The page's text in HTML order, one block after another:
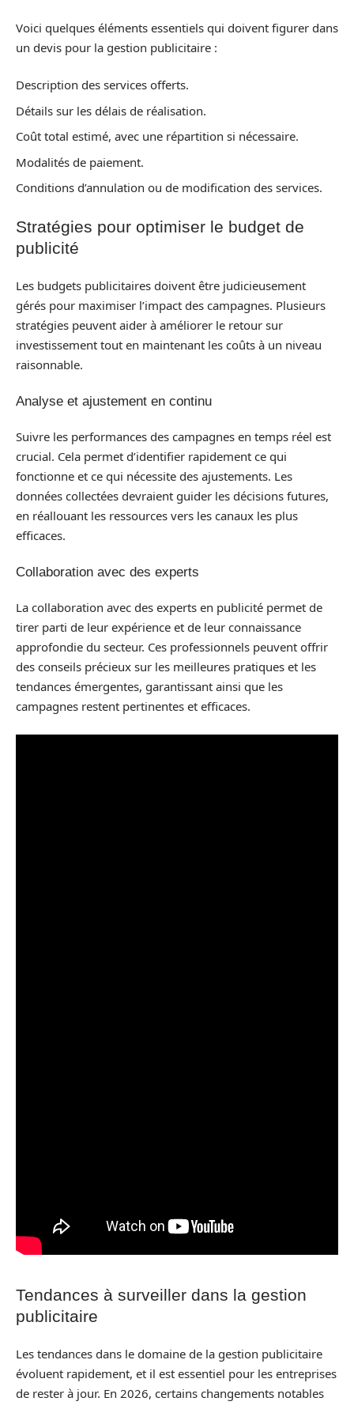
Voici quelques éléments essentiels qui doivent figurer dans
un devis pour la gestion publicitaire :
Description des services offerts.
Détails sur les délais de réalisation.
Coût total estimé, avec une répartition si nécessaire.
Modalités de paiement.
Conditions d’annulation ou de modification des services.
Stratégies pour optimiser le budget de
publicité
Les budgets publicitaires doivent être judicieusement
gérés pour maximiser l’impact des campagnes. Plusieurs
stratégies peuvent aider à améliorer le retour sur
investissement tout en maintenant les coûts à un niveau
raisonnable.
Analyse et ajustement en continu
Suivre les performances des campagnes en temps réel est
crucial. Cela permet d’identifier rapidement ce qui
fonctionne et ce qui nécessite des ajustements. Les
données collectées devraient guider les décisions futures,
en réallouant les ressources vers les canaux les plus
efficaces.
Collaboration avec des experts
La collaboration avec des experts en publicité permet de
tirer parti de leur expérience et de leur connaissance
approfondie du secteur. Ces professionnels peuvent offrir
des conseils précieux sur les meilleures pratiques et les
tendances émergentes, garantissant ainsi que les
campagnes restent pertinentes et efficaces.
Tendances à surveiller dans la gestion
publicitaire
Les tendances dans le domaine de la gestion publicitaire
évoluent rapidement, et il est essentiel pour les entreprises
de rester à jour. En 2026, certains changements notables